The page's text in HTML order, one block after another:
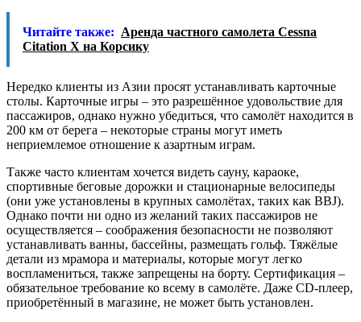
Читайте также: Аренда частного самолета Cessna
Citation X на Корсику
Нередко клиенты из Азии просят устанавливать карточные
столы. Карточные игры – это разрешённое удовольствие для
пассажиров, однако нужно убедиться, что самолёт находится в
200 км от берега – некоторые страны могут иметь
неприемлемое отношение к азартным играм.
Также часто клиентам хочется видеть сауну, караоке,
спортивные беговые дорожки и стационарные велосипеды
(они уже установлены в крупных самолётах, таких как BBJ).
Однако почти ни одно из желаний таких пассажиров не
осуществляется – соображения безопасности не позволяют
устанавливать ванны, бассейны, размещать гольф. Тяжёлые
детали из мрамора и материалы, которые могут легко
воспламениться, также запрещены на борту. Сертификация –
обязательное требование ко всему в самолёте. Даже CD-плеер,
приобретённый в магазине, не может быть установлен.